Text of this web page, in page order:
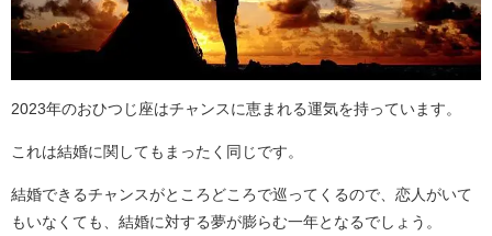
2023年のおひつじ座はチャンスに恵まれる運気を持っています。
これは結婚に関してもまったく同じです。
結婚できるチャンスがところどころで巡ってくるので、恋人がいて
もいなくても、結婚に対する夢が膨らむ一年となるでしょう。